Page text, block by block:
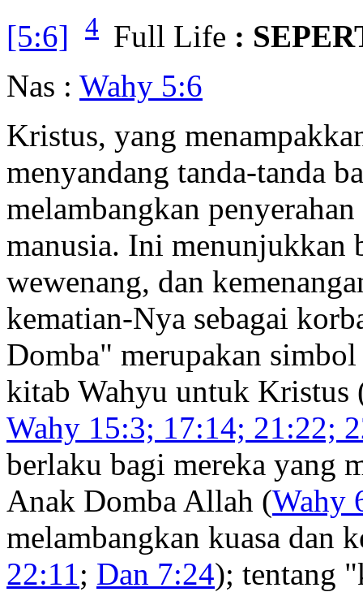
[5:6]
4 Full Life :
Nas : Wahy 5:6
Kristus, yang
menyandang tanda-tanda
melambangkan
manusia. Ini menunjukkan
wewenang, dan
kematian-Nya sebagai
Domba" merupakan
kitab Wahyu untuk Kristus
Wahy 15:3; 17:14; 21:22;
berlaku bagi mereka yang
Anak Domba Allah (Wahy
melambangkan kuasa dan
22:11; Dan 7:24); tentang